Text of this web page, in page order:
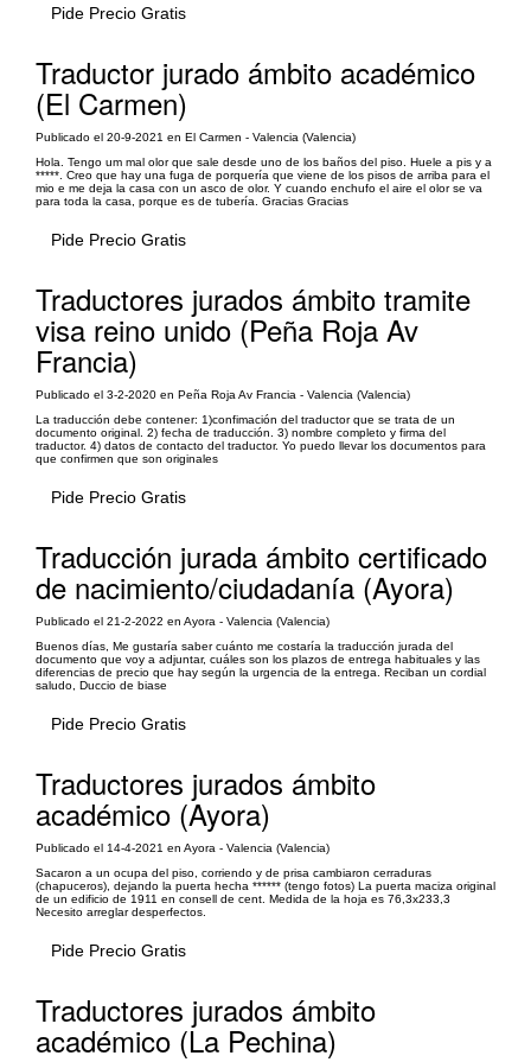
Pide Precio Gratis
Traductor jurado ámbito académico
(El Carmen)
Publicado el 20-9-2021 en El Carmen - Valencia (Valencia)
Hola. Tengo um mal olor que sale desde uno de los baños del piso. Huele a pis y a
*****. Creo que hay una fuga de porquería que viene de los pisos de arriba para el
mio e me deja la casa con un asco de olor. Y cuando enchufo el aire el olor se va
para toda la casa, porque es de tubería. Gracias Gracias
Pide Precio Gratis
Traductores jurados ámbito tramite
visa reino unido (Peña Roja Av
Francia)
Publicado el 3-2-2020 en Peña Roja Av Francia - Valencia (Valencia)
La traducción debe contener: 1)confimación del traductor que se trata de un
documento original. 2) fecha de traducción. 3) nombre completo y firma del
traductor. 4) datos de contacto del traductor. Yo puedo llevar los documentos para
que confirmen que son originales
Pide Precio Gratis
Traducción jurada ámbito certificado
de nacimiento/ciudadanía (Ayora)
Publicado el 21-2-2022 en Ayora - Valencia (Valencia)
Buenos días, Me gustaría saber cuánto me costaría la traducción jurada del
documento que voy a adjuntar, cuáles son los plazos de entrega habituales y las
diferencias de precio que hay según la urgencia de la entrega. Reciban un cordial
saludo, Duccio de biase
Pide Precio Gratis
Traductores jurados ámbito
académico (Ayora)
Publicado el 14-4-2021 en Ayora - Valencia (Valencia)
Sacaron a un ocupa del piso, corriendo y de prisa cambiaron cerraduras
(chapuceros), dejando la puerta hecha ****** (tengo fotos) La puerta maciza original
de un edificio de 1911 en consell de cent. Medida de la hoja es 76,3x233,3
Necesito arreglar desperfectos.
Pide Precio Gratis
Traductores jurados ámbito
académico (La Pechina)